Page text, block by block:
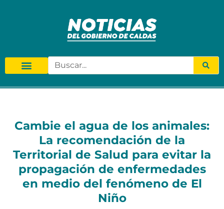
Cambie el agua de los animales:
La recomendación de la
Territorial de Salud para evitar la
propagación de enfermedades
en medio del fenómeno de El
Niño